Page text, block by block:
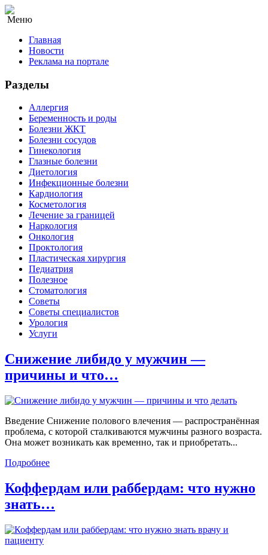
Меню
Главная
Новости
Реклама на портале
Разделы
Аллергия
Беременность и роды
Болезни ЖКТ
Болезни сосудов
Гинекология
Глазные болезни
Диетология
Инфекционные болезни
Кардиология
Косметология
Лечение за границей
Наркология
Онкология
Проктология
Пластическая хирургия
Педиатрия
Полезное
Стоматология
Советы
Советы специалистов
Урология
Услуги
Снижение либидо у мужчин —
причины и что…
Введение Снижение полового влечения — распространённая
проблема, с которой сталкиваются мужчины разного возраста.
Она может возникать как временно, так и приобретать...
Подробнее
Коффердам или раббердам: что нужно
знать…